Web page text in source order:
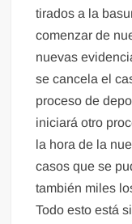
tirados a la
comenzar de
nuevas
se cancela el
proceso de
iniciará otro
la hora de la
casos que se
también miles
Todo esto está